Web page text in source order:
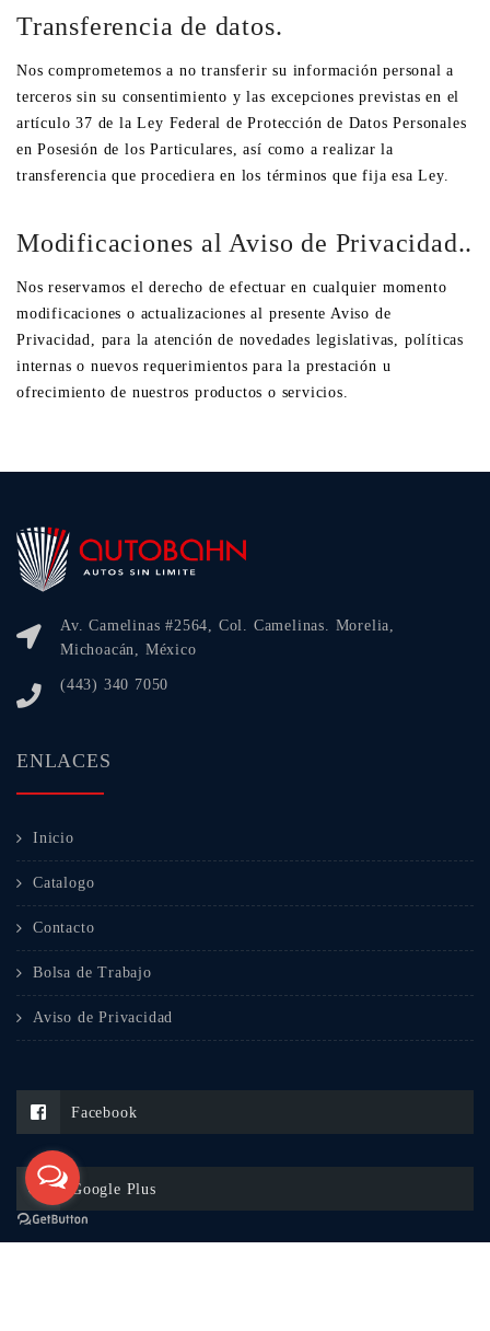
Transferencia de datos.
Nos comprometemos a no transferir su información personal a
terceros sin su consentimiento y las excepciones previstas en el
artículo 37 de la Ley Federal de Protección de Datos Personales
en Posesión de los Particulares, así como a realizar la
transferencia que procediera en los términos que fija esa Ley.
Modificaciones al Aviso de Privacidad..
Nos reservamos el derecho de efectuar en cualquier momento
modificaciones o actualizaciones al presente Aviso de
Privacidad, para la atención de novedades legislativas, políticas
internas o nuevos requerimientos para la prestación u
ofrecimiento de nuestros productos o servicios.
Av. Camelinas #2564, Col. Camelinas. Morelia,
Michoacán, México
(443) 340 7050
ENLACES
Inicio
Catalogo
Contacto
Bolsa de Trabajo
Aviso de Privacidad
Facebook
Google Plus